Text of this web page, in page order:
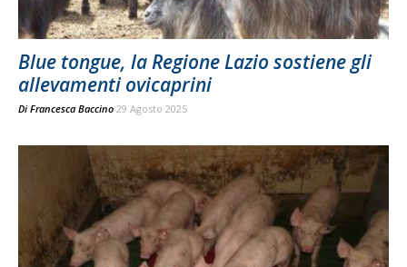
Blue tongue, la Regione Lazio sostiene gli
allevamenti ovicaprini
Di Francesca Baccino 29 Agosto 2025